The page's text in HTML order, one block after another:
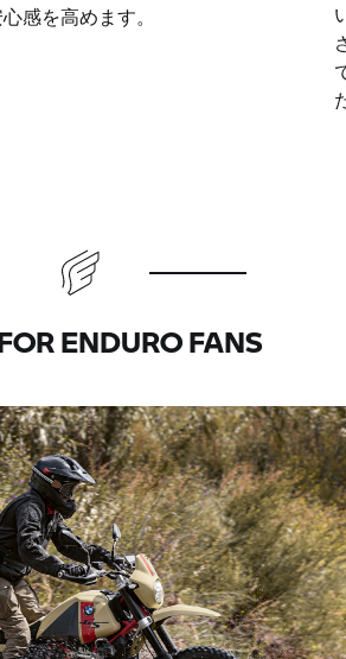
感を高めます。
ENDURO FANS